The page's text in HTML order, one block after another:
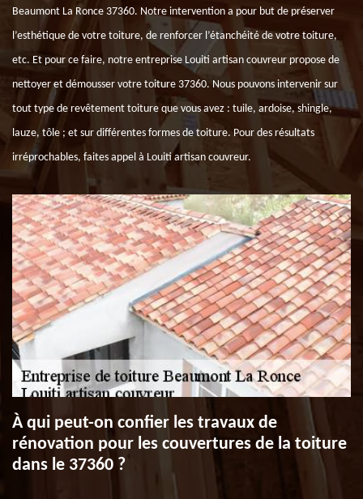
Beaumont La Ronce 37360. Notre intervention a pour but de préserver
l’esthétique de votre toiture, de renforcer l’étanchéité de votre toiture,
etc. Et pour ce faire, notre entreprise Louiti artisan couvreur propose de
nettoyer et démousser votre toiture 37360. Nous pouvons intervenir sur
tout type de revêtement toiture que vous avez : tuile, ardoise, shingle,
lauze, tôle ; et sur différentes formes de toiture. Pour des résultats
irréprochables, faites appel à Louiti artisan couvreur.
À qui peut-on confier les travaux de
rénovation pour les couvertures de la toiture
dans le 37360 ?